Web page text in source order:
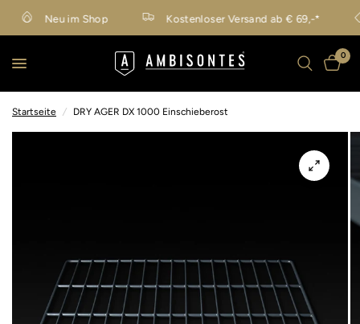
Neu im Shop Kostenloser Versand ab € 69,-*
0
Startseite / DRY AGER DX 1000 Einschieberost